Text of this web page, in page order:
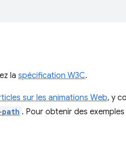
la spécification W3C.
sur les animations Web, y
. Pour obtenir des